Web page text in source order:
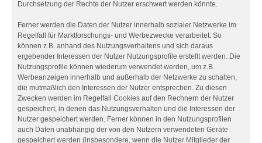
Durchsetzung der Rechte der Nutzer erschwert werden könnte.
Ferner werden die Daten der Nutzer innerhalb sozialer Netzwerke im
Regelfall für Marktforschungs- und Werbezwecke verarbeitet. So
können z.B. anhand des Nutzungsverhaltens und sich daraus
ergebender Interessen der Nutzer Nutzungsprofile erstellt werden. Die
Nutzungsprofile können wiederum verwendet werden, um z.B.
Werbeanzeigen innerhalb und außerhalb der Netzwerke zu schalten,
die mutmaßlich den Interessen der Nutzer entsprechen. Zu diesen
Zwecken werden im Regelfall Cookies auf den Rechnern der Nutzer
gespeichert, in denen das Nutzungsverhalten und die Interessen der
Nutzer gespeichert werden. Ferner können in den Nutzungsprofilen
auch Daten unabhängig der von den Nutzern verwendeten Geräte
gespeichert werden (insbesondere, wenn die Nutzer Mitglieder der